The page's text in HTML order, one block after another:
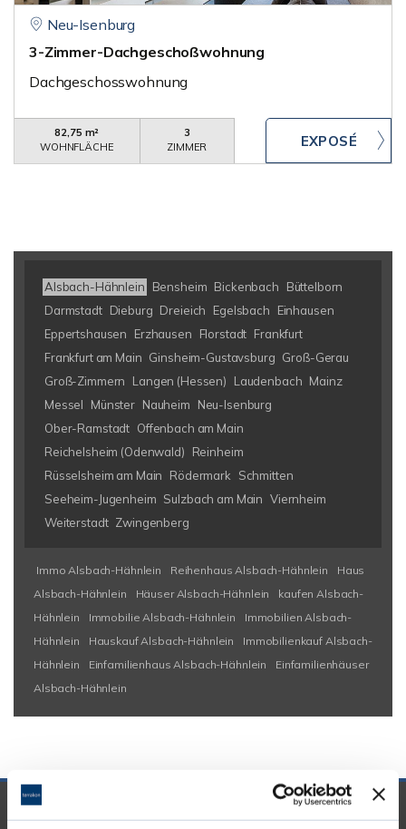
Neu-Isenburg
3-Zimmer-Dachgeschoßwohnung
Dachgeschosswohnung
82,75 m²
WOHNFLÄCHE
3
ZIMMER
Alsbach-Hähnlein Bensheim Bickenbach
Büttelborn
Darmstadt Dieburg Dreieich Egelsbach
Einhausen
Eppertshausen
Erzhausen Florstadt Frankfurt
Frankfurt am Main Ginsheim-Gustavsburg Groß-Gerau
Groß-Zimmern
Langen (Hessen) Laudenbach Mainz
Messel
Münster Nauheim
Neu-Isenburg
Ober-Ramstadt Offenbach am Main
Reichelsheim (Odenwald)
Reinheim
Rüsselsheim am Main
Rödermark
Schmitten
Seeheim-Jugenheim Sulzbach am Main Viernheim
Weiterstadt Zwingenberg
Immo Alsbach-Hähnlein Reihenhaus Alsbach-Hähnlein
Haus
Alsbach-Hähnlein
Häuser Alsbach-Hähnlein
kaufen Alsbach-
Hähnlein
Immobilie Alsbach-Hähnlein
Immobilien Alsbach-
Hähnlein
Hauskauf Alsbach-Hähnlein
Immobilienkauf Alsbach-
Hähnlein
Einfamilienhaus Alsbach-Hähnlein
Einfamilienhäuser
Alsbach-Hähnlein
UNSERE PARTNER &